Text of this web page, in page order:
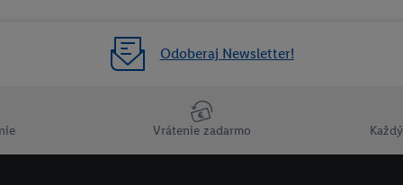
Odoberaj Newsletter!
Vrátenie zadarmo
" môžete povoliť iba používanie potrebných technológií.
práve kedykoľvek odvolať súhlas s účinnosťou do budúcnosti
.